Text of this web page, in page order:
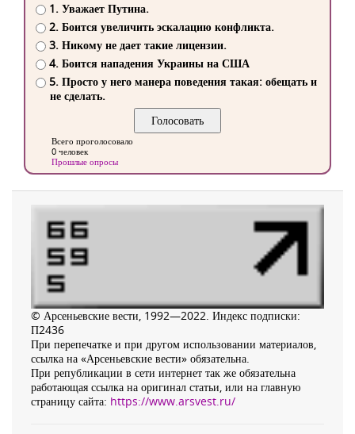
1. Уважает Путина.
2. Боится увеличить эскалацию конфликта.
3. Никому не дает такие лицензии.
4. Боится нападения Украины на США
5. Просто у него манера поведения такая: обещать и
не сделать.
Всего проголосовало
0 человек
Прошлые опросы
© Арсеньевские вести, 1992—2022. Индекс подписки:
П2436
При перепечатке и при другом использовании материалов,
ссылка на «Арсеньевские вести» обязательна.
При републикации в сети интернет так же обязательна
работающая ссылка на оригинал статьи, или на главную
страницу сайта: https://www.arsvest.ru/